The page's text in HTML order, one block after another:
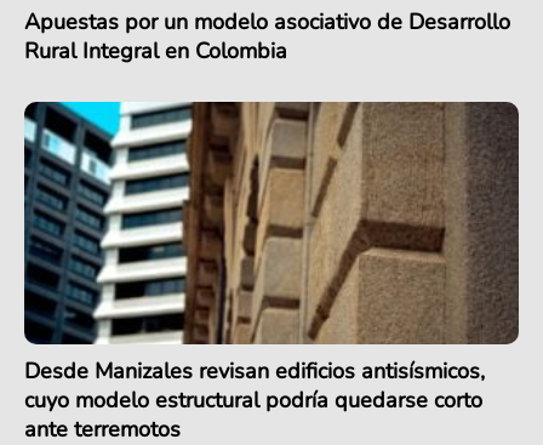
Apuestas por un modelo asociativo de Desarrollo
Rural Integral en Colombia
Desde Manizales revisan edificios antisísmicos,
cuyo modelo estructural podría quedarse corto
ante terremotos